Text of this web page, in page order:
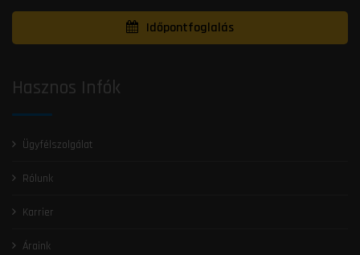
Időpontfoglalás
Hasznos Infók
Ügyfélszolgálat
Rólunk
Karrier
Áraink